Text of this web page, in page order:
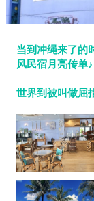
当到冲绳来了的
风民宿月亮传单♪
世界到被叫做屈